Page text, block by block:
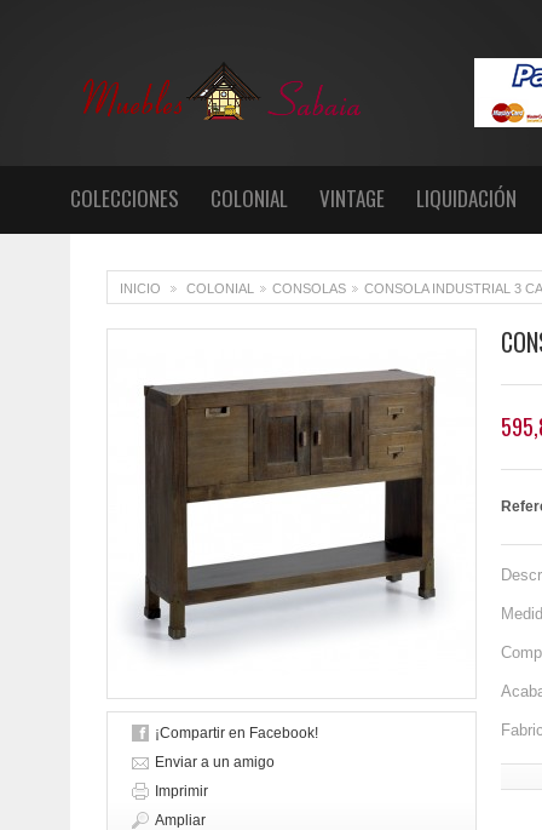
COLECCIONES COLONIAL VINTAGE LIQUIDACIÓN
INICIO
>
COLONIAL
>
CONSOLAS
>
CONSOLA INDUSTRIAL 3
¡Compartir en Facebook!
Enviar a un amigo
Imprimir
Ampliar